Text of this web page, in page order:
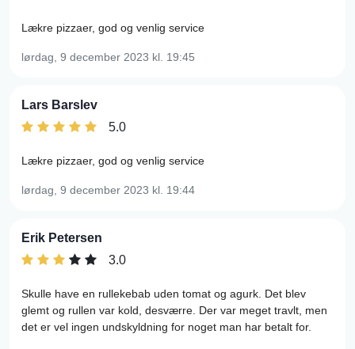
Lækre pizzaer, god og venlig service
lørdag, 9 december 2023 kl. 19:45
Lars Barslev
5.0
Lækre pizzaer, god og venlig service
lørdag, 9 december 2023 kl. 19:44
Erik Petersen
3.0
Skulle have en rullekebab uden tomat og agurk. Det blev
glemt og rullen var kold, desværre. Der var meget travlt, men
det er vel ingen undskyldning for noget man har betalt for.